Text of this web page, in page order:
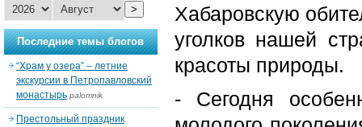
Хабаровскую
уголков нашей
красоты природы.
- Сегодня
>
Последние темы блогов
“Храм у озера” – летние
экскурсии в Петропавловский
монастырь palomnik
Престольный праздник